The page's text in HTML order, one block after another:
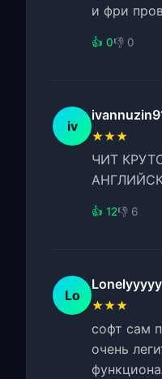
и фри
👍 0👎 0
iv
★★★
ЧИТ
👍 12👎 6
Lo
★★★
софт сам
очень